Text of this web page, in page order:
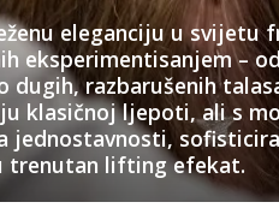
eleganciju u svijetu
eksperimentisanjem – od
razbarušenih
klasičnoj ljepoti, ali s
jednostavnosti,
trenutan lifting efekat.